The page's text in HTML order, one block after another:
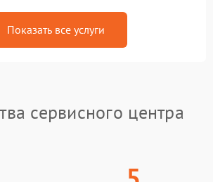
Показать все услуги
сервисного центра